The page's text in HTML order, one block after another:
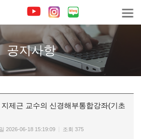
공지사항
제근 교수의 신경해부통합강좌(기초
2026-06-18 15:19:09 조회 375